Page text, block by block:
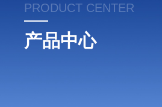
PRODUCT CENTER
产品中心